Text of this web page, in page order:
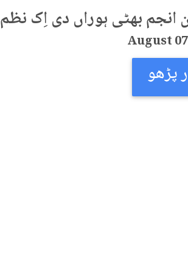
انجم بھٹی ہوراں دی اِک نظم
August
پڑھو